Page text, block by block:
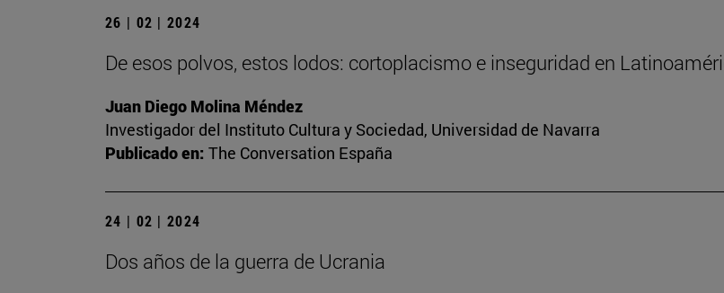
26 | 02 | 2024
De esos polvos, estos lodos: cortoplacismo e inseguridad en
Juan Diego Molina Méndez
Investigador del Instituto Cultura y Sociedad, Universidad de Navarra
Publicado en: The Conversation España
24 | 02 | 2024
Dos años de la guerra de Ucrania